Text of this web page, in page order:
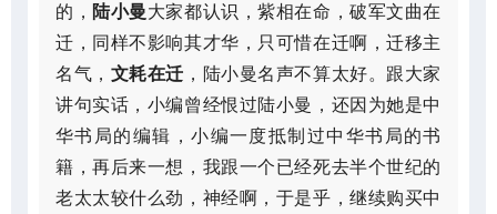
的， 陆小曼大家都认识，紫相在命，破军文曲在
迁，同样不影响其才华，只可惜在迁啊，迁移主
名气， 文耗在迁 ，陆小曼名声不算太好。跟大家
讲句实话，小编曾经恨过陆小曼，还因为她是中
华书局的编辑，小编一度抵制过中华书局的书
籍，再后来一想，我跟一个已经死去半个世纪的
老太太较什么劲，神经啊，于是乎，继续购买中